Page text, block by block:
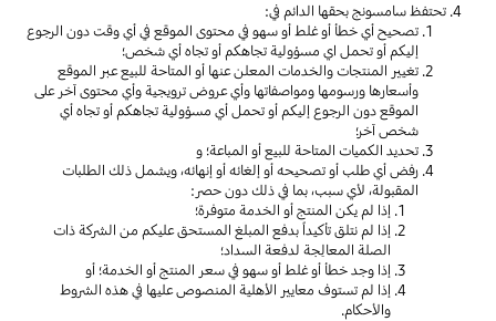
تحتفظ سامسونج بحقها الدائم في:
تصحيح أي خطأ أو غلط أو سهو في محتوى الموقع في أي وقت دون الرجوع
إليكم أو تحمل اي مسؤولية تجاهكم أو تجاه أي شخص؛
تغيير المنتجات والخدمات المعلن عنها أو المتاحة للبيع عبر الموقع
وأسعارها ورسومها ومواصفاتها وأي عروض ترويجية وأي محتوى آخر على
الموقع دون الرجوع إليكم أو تحمل أي مسؤولية تجاهكم أو تجاه أي
شخص آخر؛
تحديد الكميات المتاحة للبيع أو المباعة؛ و
رفض أي طلب أو تصحيحه أو إلغائه أو إنهائه، ويشمل ذلك الطلبات
المقبولة، لأي سبب، بما في ذلك دون حصر:
إذا لم يكن المنتج أو الخدمة متوفرة؛
إذا لم نتلق تأكيداً بدفع المبلغ المستحق عليكم من الشركة ذات
الصلة المعالِجة لدفعة السداد؛
إذا وجد خطأ أو غلط أو سهو في سعر المنتج أو الخدمة؛ أو
إذا لم تستوف معايير الأهلية المنصوص عليها في هذه الشروط
والأحكام.